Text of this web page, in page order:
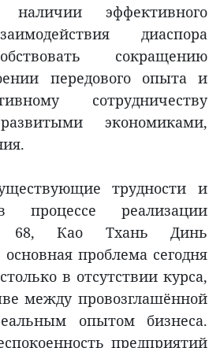
эффективного
диаспора
сокращению
передового опыта и
сотрудничеству
экономиками,
трудности и
процессе реализации
Као Тхань Динь
проблема сегодня
в отсутствии курса,
между провозглашённой
опытом бизнеса.
предприятий